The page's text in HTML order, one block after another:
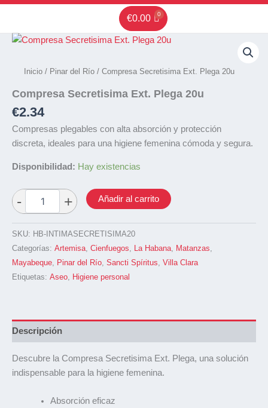
Ir
contenido
€0.00
Inicio / Pinar del Río / Compresa Secretisima Ext. Plega 20u
Compresa Secretisima Ext. Plega 20u
€2.34
Compresas plegables con alta absorción y protección
discreta, ideales para una higiene femenina cómoda y segura.
Disponibilidad: Hay existencias
Añadir al carrito
SKU: HB-INTIMASECRETISIMA20
Categorías: Artemisa, Cienfuegos, La Habana, Matanzas,
Mayabeque, Pinar del Río, Sancti Spíritus, Villa Clara
Etiquetas: Aseo, Higiene personal
Descripción
Descubre la Compresa Secretisima Ext. Plega, una solución
indispensable para la higiene femenina.
Absorción eficaz